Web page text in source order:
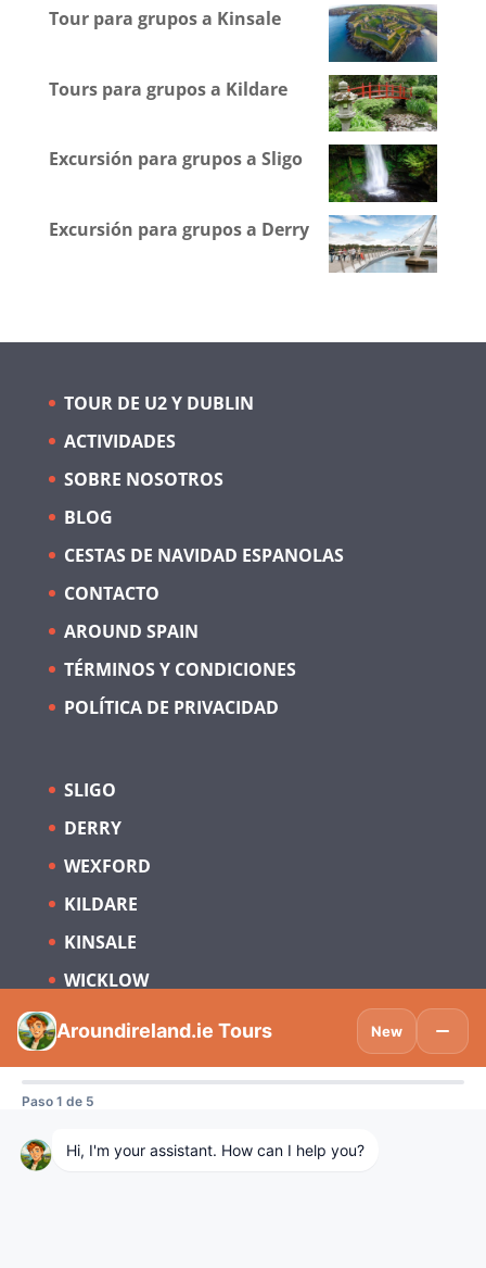
Tour para grupos a Kinsale
Tours para grupos a Kildare
Excursión para grupos a Sligo
Excursión para grupos a Derry
TOUR DE U2 Y DUBLIN
ACTIVIDADES
SOBRE NOSOTROS
BLOG
CESTAS DE NAVIDAD ESPANOLAS
CONTACTO
AROUND SPAIN
TÉRMINOS Y CONDICIONES
POLÍTICA DE PRIVACIDAD
SLIGO
DERRY
WEXFORD
KILDARE
KINSALE
WICKLOW
Suscríbete para estar al día sobre
Turismo en Irlanda y España.